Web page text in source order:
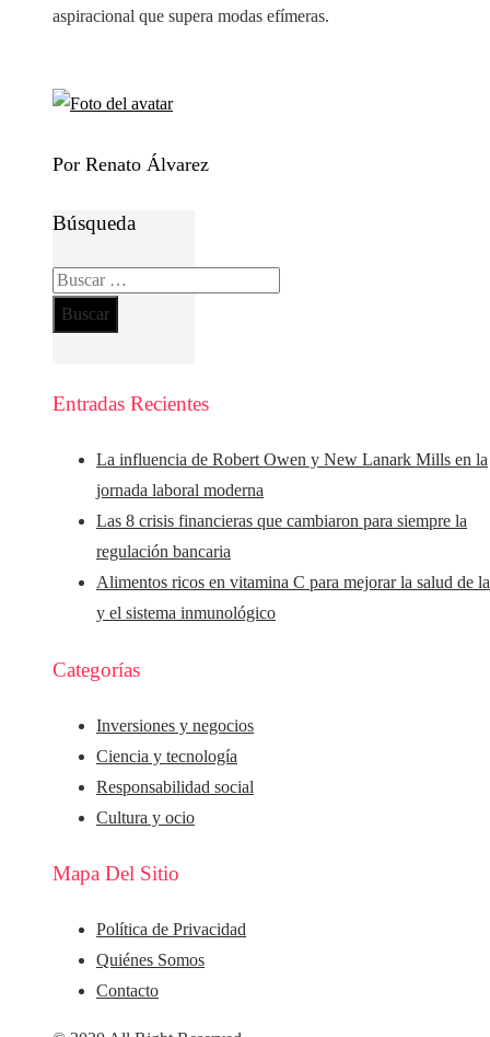
aspiracional que supera modas efímeras.
Por Renato Álvarez
Búsqueda
Buscar:
Entradas Recientes
La influencia de Robert Owen y New Lanark Mills en la
jornada laboral moderna
Las 8 crisis financieras que cambiaron para siempre la
regulación bancaria
Alimentos ricos en vitamina C para mejorar la salud de
y el sistema inmunológico
Categorías
Inversiones y negocios
Ciencia y tecnología
Responsabilidad social
Cultura y ocio
Mapa Del Sitio
Política de Privacidad
Quiénes Somos
Contacto